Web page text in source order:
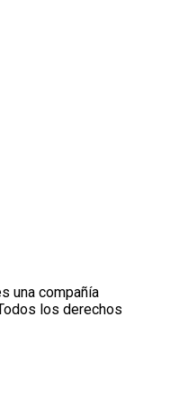
una compañía
los derechos